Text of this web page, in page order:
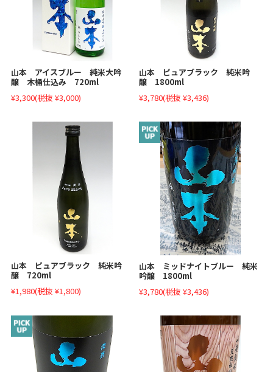
山本 アイスブルー 純米大吟
醸 木桶仕込み 720ml
¥3,300(税抜 ¥3,000)
山本 ピュアブラック 純米吟
醸 1800ml
¥3,780(税抜 ¥3,436)
山本 ピュアブラック 純米吟
醸 720ml
¥1,980(税抜 ¥1,800)
山本 ミッドナイトブルー 純米
吟醸 1800ml
¥3,780(税抜 ¥3,436)